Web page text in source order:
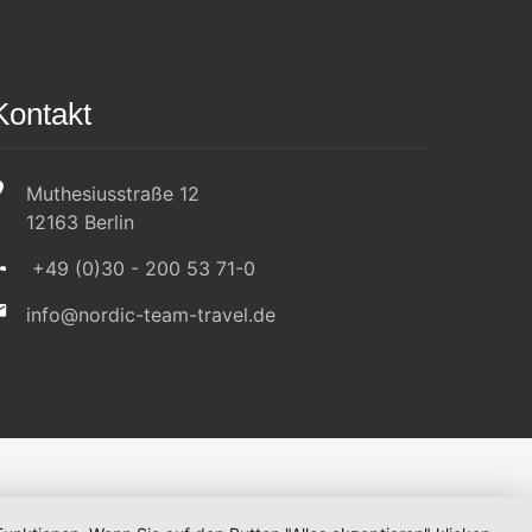
Muthesiusstraße 12
12163 Berlin
+49 (0)30 - 200 53 71-0
info@nordic-team-travel.de